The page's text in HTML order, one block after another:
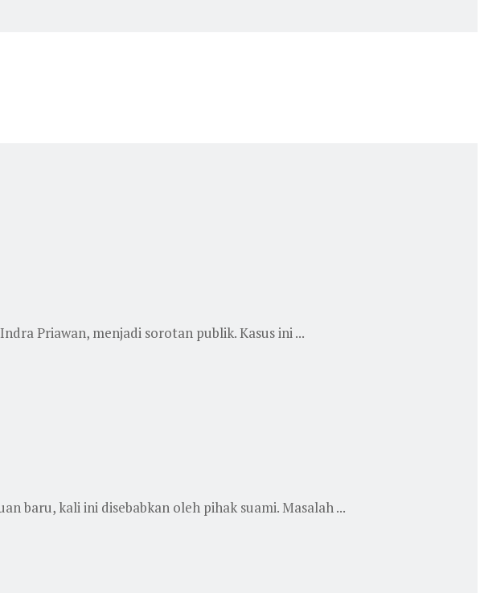
Priawan, menjadi sorotan publik. Kasus ini ...
baru, kali ini disebabkan oleh pihak suami. Masalah ...